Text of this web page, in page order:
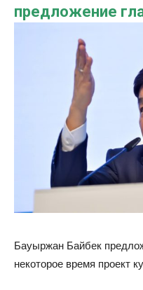
предложение
Бауыржан Байбек
некоторое время проект